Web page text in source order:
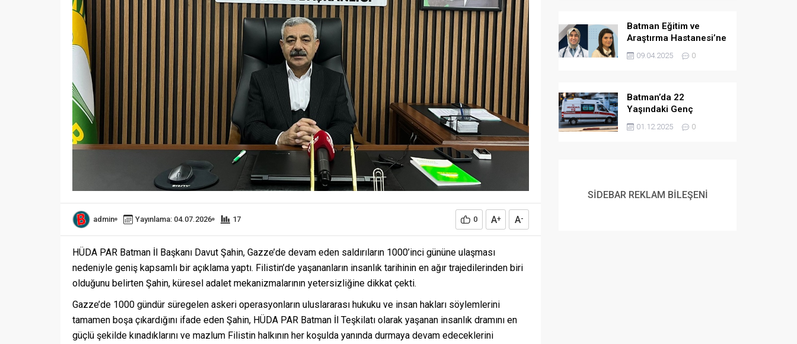
admin Yayınlama: 04.07.2026 17 0 A+ A-
HÜDA PAR Batman İl Başkanı Davut Şahin, Gazze’de devam eden saldırıların 1000’inci gününe ulaşması
nedeniyle geniş kapsamlı bir açıklama yaptı. Filistin’de yaşananların insanlık tarihinin en ağır trajedilerinden biri
olduğunu belirten Şahin, küresel adalet mekanizmalarının yetersizliğine dikkat çekti.
Gazze’de 1000 gündür süregelen askeri operasyonların uluslararası hukuku ve insan hakları söylemlerini
tamamen boşa çıkardığını ifade eden Şahin, HÜDA PAR Batman İl Teşkilatı olarak yaşanan insanlık dramını en
güçlü şekilde kınadıklarını ve mazlum Filistin halkının her koşulda yanında durmaya devam edeceklerini
Batman Eğitim ve
Araştırma Hastanesi’ne
İki Yeni Uzman Hekim
09.04.2025 0
Batman’da 22
Yaşındaki Genç
Yaşamına Son Verdi
01.12.2025 0
SİDEBAR REKLAM BİLEŞENİ